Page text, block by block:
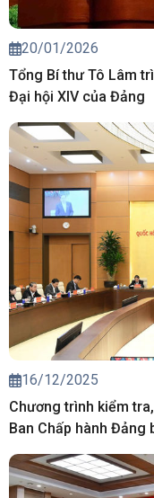
20/01/2026
Tổng Bí thư Tô Lâm
Đại hội XIV của Đảng
16/12/2025
Chương trình kiểm
Ban Chấp hành Đảng